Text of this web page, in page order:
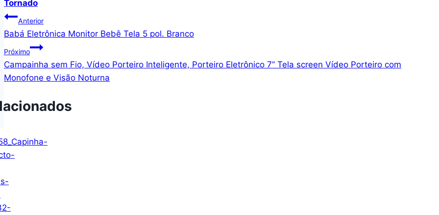
Tornado
Navegação
de
Post
Anterior
Babá Eletrônica Monitor Bebê Tela 5 pol. Branco
Próximo
Campainha sem Fio, Vídeo Porteiro Inteligente, Porteiro Eletrônico 7” Tela screen Vídeo Porteiro com
Monofone e Visão Noturna